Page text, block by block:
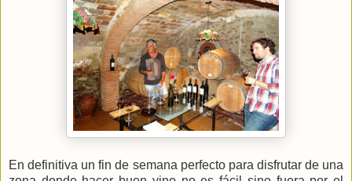
En definitiva un fin de semana perfecto para disfrutar de una